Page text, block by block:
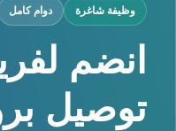
وظيفة شاغرة دوام كامل
انضم
توصيل